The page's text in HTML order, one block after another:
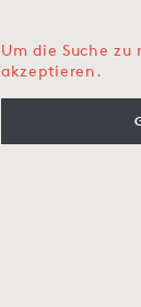
Um die Suche
akzeptieren.